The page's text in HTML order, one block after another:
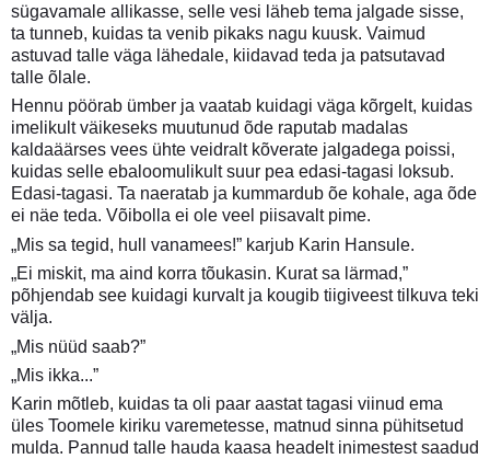
sügavamale allikasse, selle vesi läheb tema jalgade sisse,
ta tunneb, kuidas ta venib pikaks nagu kuusk. Vaimud
astuvad talle väga lähedale, kiidavad teda ja patsutavad
talle õlale.
Hennu pöörab ümber ja vaatab kuidagi väga kõrgelt, kuidas
imelikult väikeseks muutunud õde raputab madalas
kaldaäärses vees ühte veidralt kõverate jalgadega poissi,
kuidas selle ebaloomulikult suur pea edasi-tagasi loksub.
Edasi-tagasi. Ta naeratab ja kummardub õe kohale, aga õde
ei näe teda. Võibolla ei ole veel piisavalt pime.
„Mis sa tegid, hull vanamees!” karjub Karin Hansule.
„Ei miskit, ma aind korra tõukasin. Kurat sa lärmad,”
põhjendab see kuidagi kurvalt ja kougib tiigiveest tilkuva teki
välja.
„Mis nüüd saab?”
„Mis ikka...”
Karin mõtleb, kuidas ta oli paar aastat tagasi viinud ema
üles Toomele kiriku varemetesse, matnud sinna pühitsetud
mulda. Pannud talle hauda kaasa headelt inimestest saadud